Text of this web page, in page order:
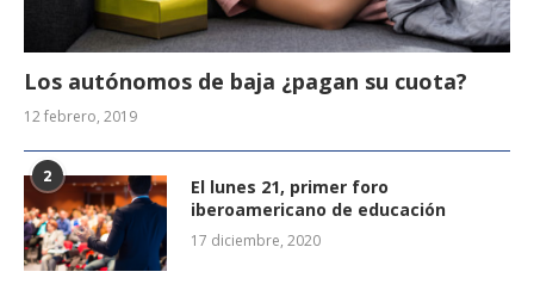
Los autónomos de baja ¿pagan su cuota?
12 febrero, 2019
2
El lunes 21, primer foro
iberoamericano de educación
17 diciembre, 2020